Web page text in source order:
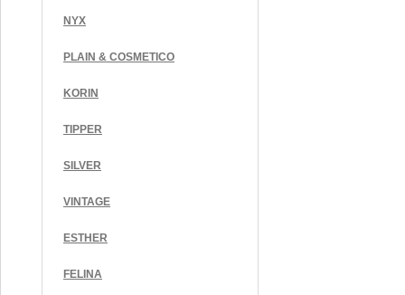
NYX
PLAIN & COSMETICO
KORIN
TIPPER
SILVER
VINTAGE
ESTHER
FELINA